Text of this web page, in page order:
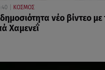
ΚΟΣΜΟΣ
νέο βίντεο με
Χαμενεΐ